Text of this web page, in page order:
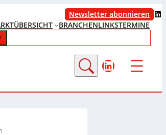
Newsletter abonnieren LinkedIn
BRANCHENLINKSTERMINE
LinkedIn